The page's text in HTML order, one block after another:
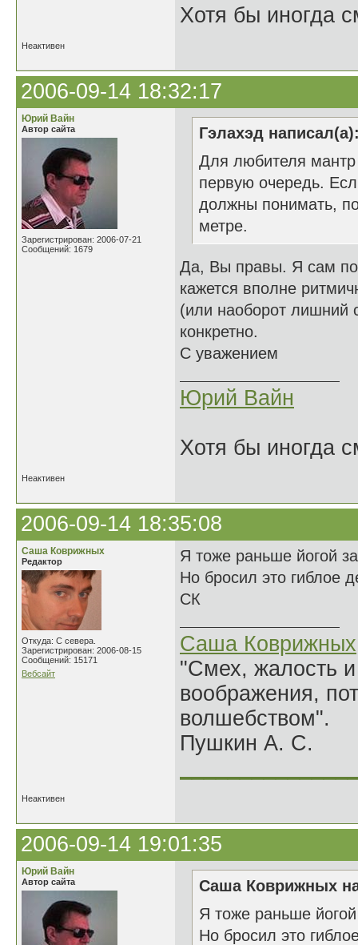
Хотя бы иногда
Неактивен
2006-09-14 18:32:17
Юрий Вайн
Автор сайта
Зарегистрирован: 2006-07-21
Сообщений: 1679
Гэлахэд
Для любителя мантр
первую очередь.
должны понимать,
метре.
Да, Вы правы. Я сам
кажется вполне
(или наоборот лишний
конкретно.
С уважением
Юрий Вайн
Хотя бы иногда
Неактивен
2006-09-14 18:35:08
Саша Коврижных
Редактор
Откуда: С севера.
Зарегистрирован: 2006-08-15
Сообщений: 15171
Вебсайт
Я тоже раньше йогой
Но бросил это гиблое
СК
Саша Коврижных
"Смех, жалость
воображения,
волшебством".
Пушкин А. С.
Неактивен
2006-09-14 19:01:35
Юрий Вайн
Автор сайта
Саша Коврижных
Я тоже раньше
Но бросил это